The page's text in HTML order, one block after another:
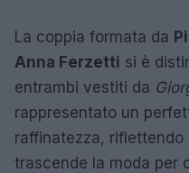
La coppia formata da
Anna Ferzetti si è
entrambi vestiti da
rappresentato un
raffinatezza,
trascende la moda per